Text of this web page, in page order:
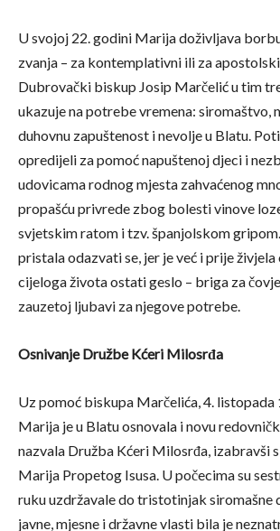
U svojoj 22. godini Marija doživljava
zvanja – za kontemplativni ili za
Dubrovački biskup Josip Marčelić u tim
ukazuje na potrebe vremena: siromaštvo,
duhovnu zapuštenost i nevolje u Blatu.
opredijeli za pomoć napuštenoj djeci i
udovicama rodnog mjesta zahvaćenog
propašću privrede zbog bolesti vinove
svjetskim ratom i tzv. španjolskom
pristala odazvati se, jer je već i prije živjela
cijeloga života ostati geslo – briga za
zauzetoj ljubavi za njegove potrebe.
Osnivanje Družbe Kćeri Milosrđa
Uz pomoć biskupa Marčelića, 4. listopada
Marija je u Blatu osnovala i novu
nazvala Družba Kćeri Milosrđa, izabravši
Marija Propetog Isusa. U počecima su
ruku uzdržavale do tristotinjak siromašne
javne, mjesne i državne vlasti bila je